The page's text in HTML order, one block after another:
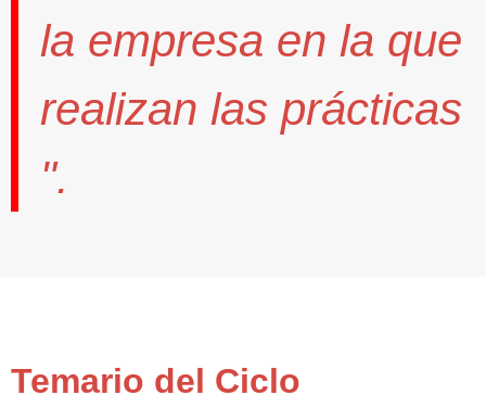
la empresa en la que
realizan las prácticas
".
Temario del Ciclo